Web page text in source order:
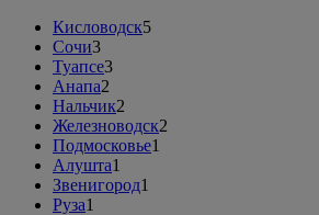
Кисловодск5
Сочи3
Туапсе3
Анапа2
Нальчик2
Железноводск2
Подмосковье1
Алушта1
Звенигород1
Руза1